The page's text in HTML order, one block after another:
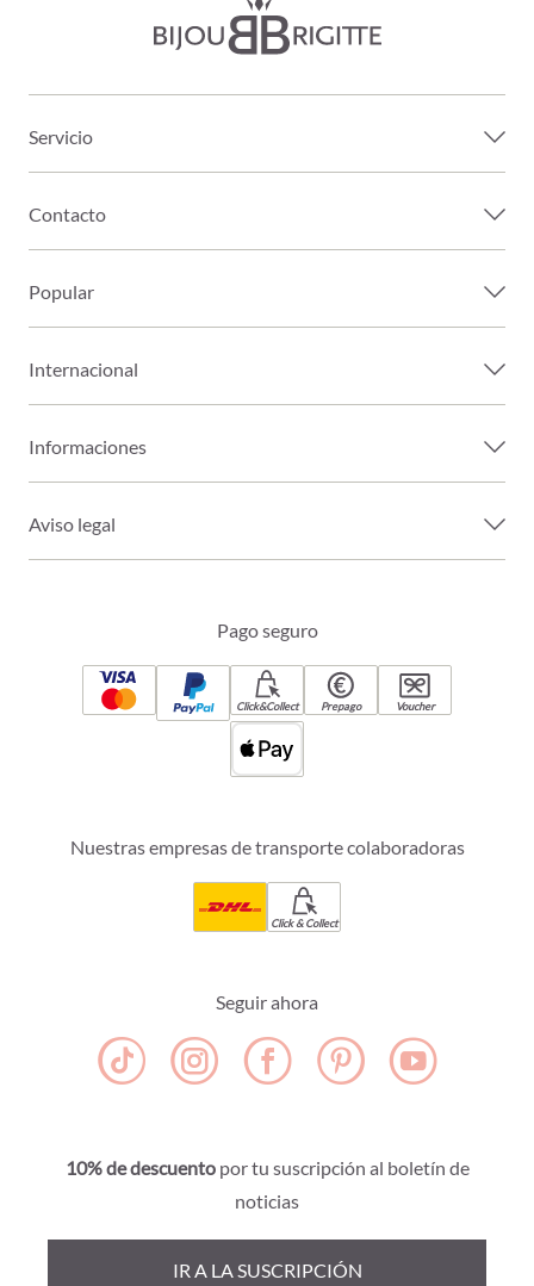
Servicio
Contacto
Popular
Internacional
Informaciones
Aviso legal
Pago seguro
Click&Collect Prepago Voucher
Nuestras empresas de transporte colaboradoras
Click & Collect
Seguir ahora
10% de descuentopor tu suscripción al boletín de
noticias
IR A LA SUSCRIPCIÓN